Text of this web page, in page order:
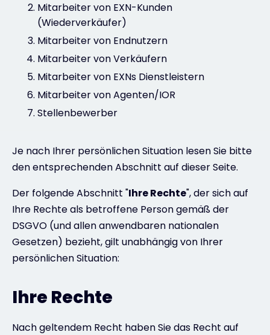
Mitarbeiter von EXN-Kunden
(Wiederverkäufer)
Mitarbeiter von Endnutzern
Mitarbeiter von Verkäufern
Mitarbeiter von EXNs Dienstleistern
Mitarbeiter von Agenten/IOR
Stellenbewerber
Je nach Ihrer persönlichen Situation lesen Sie bitte
den entsprechenden Abschnitt auf dieser Seite.
Der folgende Abschnitt "Ihre Rechte", der sich auf
Ihre Rechte als betroffene Person gemäß der
DSGVO (und allen anwendbaren nationalen
Gesetzen) bezieht, gilt unabhängig von Ihrer
persönlichen Situation:
Ihre Rechte
Nach geltendem Recht haben Sie das Recht auf